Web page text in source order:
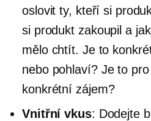
oslovit ty, kteří si
si produkt zakoupil a
mělo chtít. Je to
nebo pohlaví? Je to
konkrétní zájem?
Vnitřní vkus: Dodejte